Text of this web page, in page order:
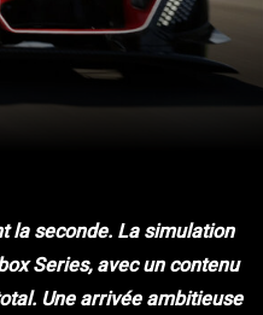
la seconde. La simulation
Series, avec un contenu
Une arrivée ambitieuse